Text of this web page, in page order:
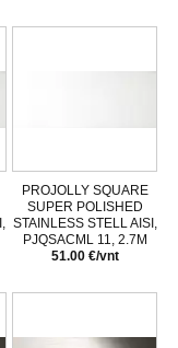
PROJOLLY SQUARE
SUPER POLISHED
STAINLESS STELL AISI,
PJQSACML 11, 2.7M
51.00 €/vnt